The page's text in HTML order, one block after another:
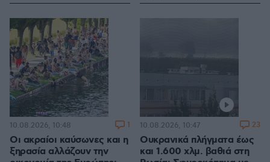
Οι ακραίοι καύσωνες και η
ξηρασία αλλάζουν την
10.08.2026, 10:48 1
Ουκρανικά πλήγματα έως
και 1.600 χλμ. βαθιά στη
10.08.2026, 10:47 23